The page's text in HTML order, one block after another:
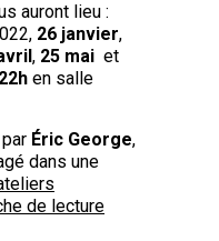
auront lieu :
26 janvier,
, 25 mai et
en salle
Éric George,
dans une
de lecture